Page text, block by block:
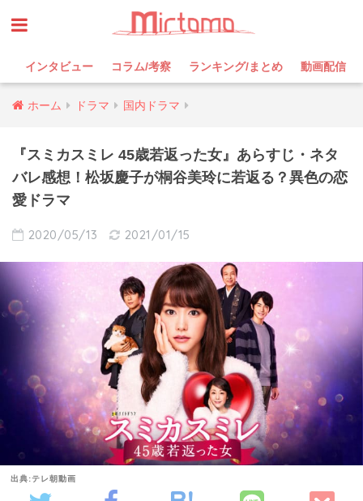
インタビュー コラム/考察 ランキング/まとめ 動画配信
ホーム ドラマ 国内ドラマ
『スミカスミレ 45歳若返った女』あらすじ・ネタ
バレ感想！松坂慶子が桐谷美玲に若返る？異色の恋
愛ドラマ
2020/05/13 2021/01/15
出典:テレ朝動画